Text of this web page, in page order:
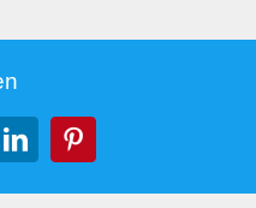
LinkedInPinterest